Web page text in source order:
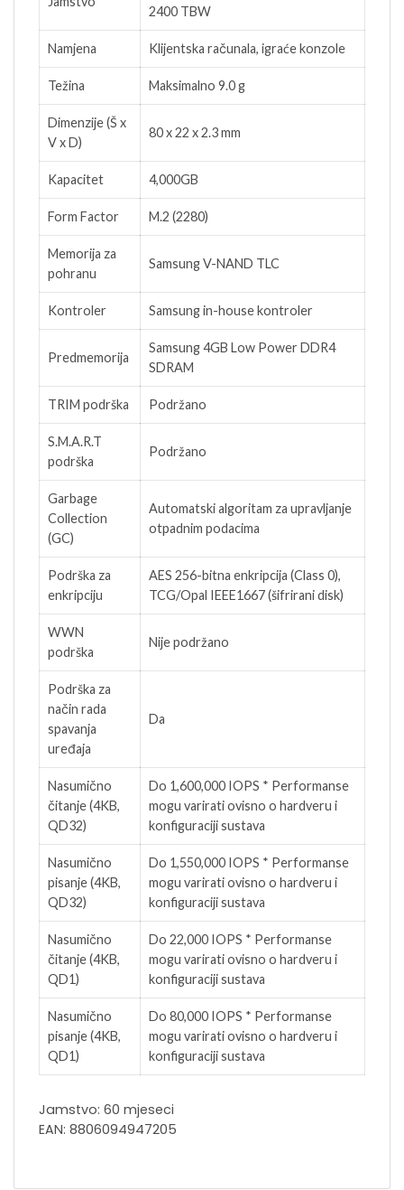
2400 TBW
Namjena Klijentska računala, igraće konzole
Težina Maksimalno 9.0 g
Dimenzije (Š x
V x D)
80 x 22 x 2.3 mm
Kapacitet 4,000GB
Form Factor M.2 (2280)
Memorija za
pohranu
Samsung V-NAND TLC
Kontroler Samsung in-house kontroler
Predmemorija
Samsung 4GB Low Power DDR4
SDRAM
TRIM podrška Podržano
S.M.A.R.T
podrška
Podržano
Garbage
Collection
(GC)
Automatski algoritam za upravljanje
otpadnim podacima
Podrška za
enkripciju
AES 256-bitna enkripcija (Class 0),
TCG/Opal IEEE1667 (šifrirani disk)
WWN
podrška
Nije podržano
Podrška za
način rada
spavanja
uređaja
Da
Nasumično
čitanje (4KB,
QD32)
Do 1,600,000 IOPS * Performanse
mogu varirati ovisno o hardveru i
konfiguraciji sustava
Nasumično
pisanje (4KB,
QD32)
Do 1,550,000 IOPS * Performanse
mogu varirati ovisno o hardveru i
konfiguraciji sustava
Nasumično
čitanje (4KB,
QD1)
Do 22,000 IOPS * Performanse
mogu varirati ovisno o hardveru i
konfiguraciji sustava
Nasumično
pisanje (4KB,
QD1)
Do 80,000 IOPS * Performanse
mogu varirati ovisno o hardveru i
konfiguraciji sustava
Jamstvo: 60 mjeseci
EAN: 8806094947205